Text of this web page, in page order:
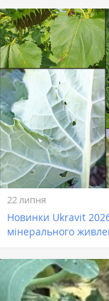
22 липня
Новинки Ukravit
мінерального